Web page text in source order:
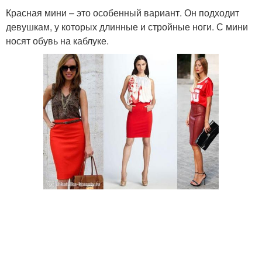
Красная мини – это особенный вариант. Он подходит
девушкам, у которых длинные и стройные ноги. С мини
носят обувь на каблуке.